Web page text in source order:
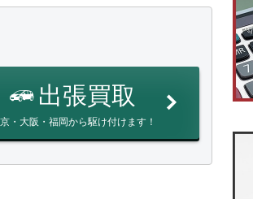
出張買取
・大阪・福岡から駆け付けます！